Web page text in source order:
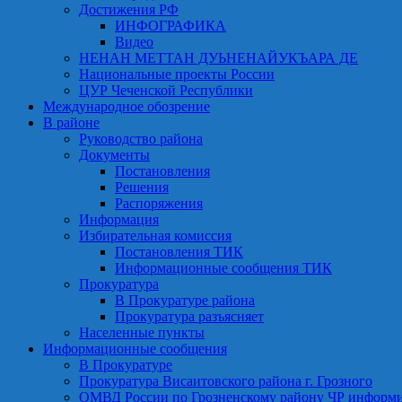
Достижения РФ
ИНФОГРАФИКА
Видео
НЕНАН МЕТТАН ДУЬНЕНАЙУКЪАРА ДЕ
Национальные проекты России
ЦУР Чеченской Республики
Международное обозрение
В районе
Руководство района
Документы
Постановления
Решения
Распоряжения
Информация
Избирательная комиссия
Постановления ТИК
Информационные сообщения ТИК
Прокуратура
В Прокуратуре района
Прокуратура разъясняет
Населенные пункты
Информационные сообщения
В Прокуратуре
Прокуратура Висаитовского района г. Грозного
ОМВД России по Грозненскому району ЧР